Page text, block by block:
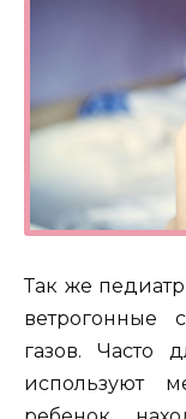
Так же
ветрогонные
газов. Часто
используют